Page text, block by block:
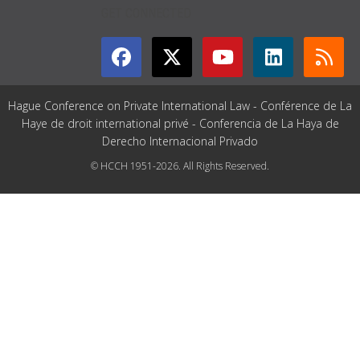
Hague Conference on Private International Law - Conférence de La
Haye de droit international privé - Conferencia de La Haya de
Derecho Internacional Privado
© HCCH 1951-2026. All Rights Reserved.